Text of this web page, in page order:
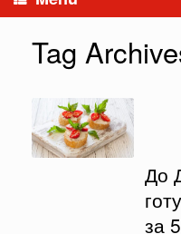
Tag
До
за